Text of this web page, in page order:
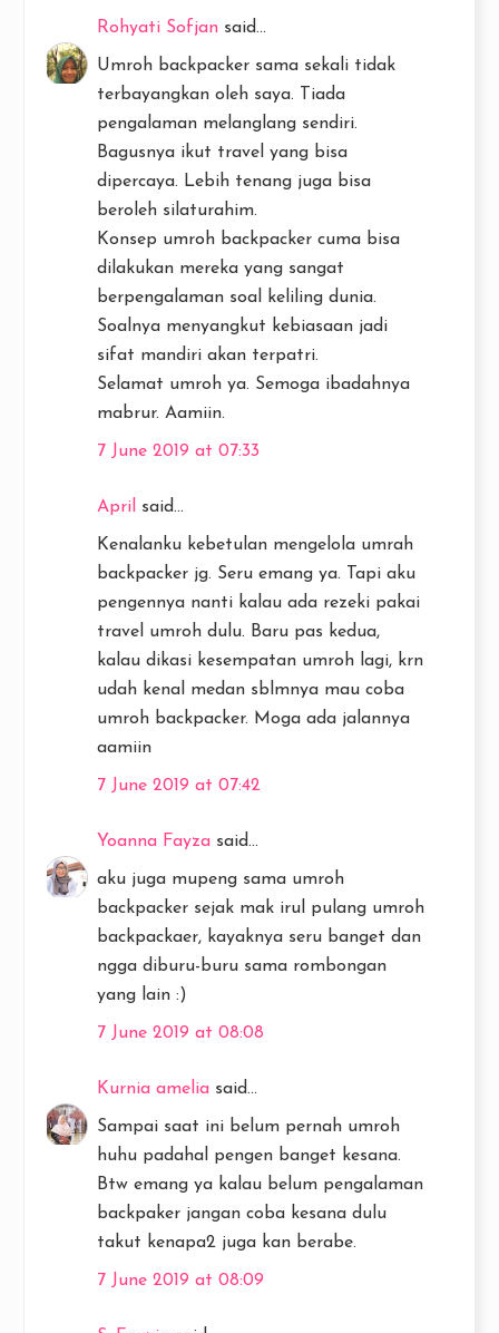
Rohyati Sofjan said...
Umroh backpacker sama sekali tidak
terbayangkan oleh saya. Tiada
pengalaman melanglang sendiri.
Bagusnya ikut travel yang bisa
dipercaya. Lebih tenang juga bisa
beroleh silaturahim.
Konsep umroh backpacker cuma bisa
dilakukan mereka yang sangat
berpengalaman soal keliling dunia.
Soalnya menyangkut kebiasaan jadi
sifat mandiri akan terpatri.
Selamat umroh ya. Semoga ibadahnya
mabrur. Aamiin.
7 June 2019 at 07:33
April said...
Kenalanku kebetulan mengelola umrah
backpacker jg. Seru emang ya. Tapi aku
pengennya nanti kalau ada rezeki pakai
travel umroh dulu. Baru pas kedua,
kalau dikasi kesempatan umroh lagi, krn
udah kenal medan sblmnya mau coba
umroh backpacker. Moga ada jalannya
aamiin
7 June 2019 at 07:42
Yoanna Fayza said...
aku juga mupeng sama umroh
backpacker sejak mak irul pulang umroh
backpackaer, kayaknya seru banget dan
ngga diburu-buru sama rombongan
yang lain :)
7 June 2019 at 08:08
Kurnia amelia said...
Sampai saat ini belum pernah umroh
huhu padahal pengen banget kesana.
Btw emang ya kalau belum pengalaman
backpaker jangan coba kesana dulu
takut kenapa2 juga kan berabe.
7 June 2019 at 08:09